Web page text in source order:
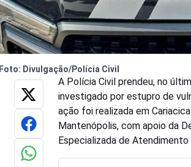
Foto: Divulgação/Polícia Civil
A Polícia Civil prendeu, no
investigado por estupro de
ação foi realizada em
Mantenópolis, com apoio da
Especializada de